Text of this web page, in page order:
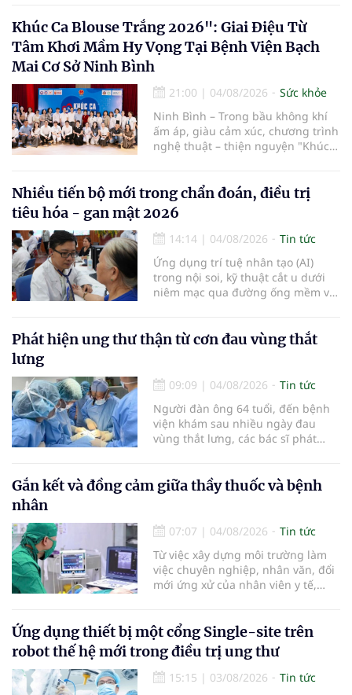
thương nặng và thời gian thiếu
máu kéo dài, các bác sĩ đã tái lập
tuần hoàn thành công sau ca vi
phẫu kéo dài 3 giờ.
Khúc Ca Blouse Trắng 2026": Giai Điệu Từ
Tâm Khơi Mầm Hy Vọng Tại Bệnh Viện Bạch
Mai Cơ Sở Ninh Bình
21:00 | 04/08/2026
Sức khỏe
Ninh Bình – Trong bầu không khí
ấm áp, giàu cảm xúc, chương trình
nghệ thuật – thiện nguyện "Khúc
điểm dừng chân đầu tiên tại Bệnh
viện Bạch Mai cơ sở Ninh Bình.
Nhiều tiến bộ mới trong chẩn đoán, điều trị
tiêu hóa - gan mật 2026
14:14 | 04/08/2026
Tin tức
Ứng dụng trí tuệ nhân tạo (AI)
trong nội soi, kỹ thuật cắt u dưới
niêm mạc qua đường ống mềm và
là những nội dung trọng tâm được
báo cáo tại Hội thảo khoa học cập
tiêu hóa - gan mật vừa diễn ra
ngày 1/8 tại Bệnh viện Đại học
quốc tế Hồng Bàng.
Phát hiện ung thư thận từ cơn đau vùng thắt
lưng
09:09 | 04/08/2026
Tin tức
Người đàn ông 64 tuổi, đến bệnh
viện khám sau nhiều ngày đau
vùng thắt lưng, các bác sĩ phát
biểu mô tế bào thận. Với khối u còn
ở giai đoạn sớm, người bệnh được
bằng phẫu thuật robot thay vì phải
cắt bỏ toàn bộ quả thận như trước
đây.
Gắn kết và đồng cảm giữa thầy thuốc và bệnh
nhân
07:07 | 04/08/2026
Tin tức
Từ việc xây dựng môi trường làm
việc chuyên nghiệp, nhân văn, đổi
mới ứng xử của nhân viên y tế,
đồng cảm, gắn kết cao giữa thầy
thuốc với bệnh nhân.
Ứng dụng thiết bị một cổng Single-site trên
robot thế hệ mới trong điều trị ung thư
15:15 | 03/08/2026
Tin tức